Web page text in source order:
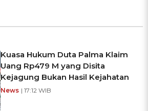
Kuasa Hukum Duta Palma Klaim
Uang Rp479 M yang Disita
Kejagung Bukan Hasil Kejahatan
News | 17:12 WIB